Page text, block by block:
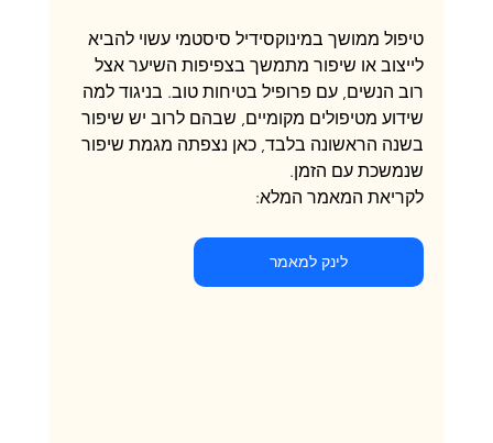
טיפול ממושך במינוקסידיל סיסטמי עשוי להביא
לייצוב או שיפור מתמשך בצפיפות השיער אצל
רוב הנשים, עם פרופיל בטיחות טוב. בניגוד למה
שידוע מטיפולים מקומיים, שבהם לרוב יש שיפור
בשנה הראשונה בלבד, כאן נצפתה מגמת שיפור
שנמשכת עם הזמן.
לקריאת המאמר המלא:
לינק למאמר